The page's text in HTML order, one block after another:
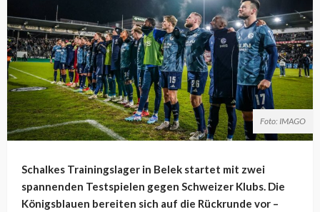
Foto: IMAGO
Schalkes Trainingslager in Belek startet mit zwei
spannenden Testspielen gegen Schweizer Klubs. Die
Königsblauen bereiten sich auf die Rückrunde vor –